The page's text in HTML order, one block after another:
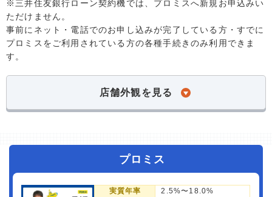
※三井住友銀行ローン契約機では、プロミスへ新規お申込みい
ただけません。
事前にネット・電話でのお申し込みが完了している方・すでに
プロミスをご利用されている方の各種手続きのみ利用できま
す。
店舗外観を見る
プロミス
実質年率 2.5%〜18.0%